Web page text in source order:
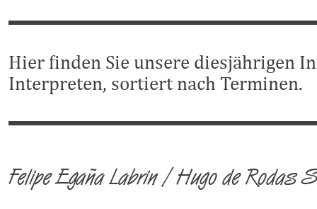
Hier finden Sie unsere diesjährigen
Interpreten, sortiert nach Terminen.
FelipeEgaña Labrin / Hugo de Rodas